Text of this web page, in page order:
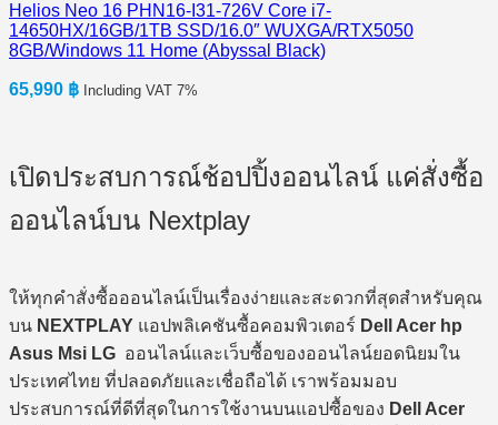
Helios Neo 16 PHN16-I31-726V Core i7-
14650HX/16GB/1TB SSD/16.0″ WUXGA/RTX5050
8GB/Windows 11 Home (Abyssal Black)
65,990 ฿ Including VAT 7%
เปิดประสบการณ์ช้อปปิ้งออนไลน์ แค่สั่งซื้อ
ออนไลน์บน Nextplay
ให้ทุกคำสั่งซื้อออนไลน์เป็นเรื่องง่ายและสะดวกที่สุดสำหรับคุณ
บน NEXTPLAY แอปพลิเคชันซื้อคอมพิวเตอร์ Dell Acer hp
Asus Msi LG ออนไลน์และเว็บซื้อของออนไลน์ยอดนิยมใน
ประเทศไทย ที่ปลอดภัยและเชื่อถือได้ เราพร้อมมอบ
ประสบการณ์ที่ดีที่สุดในการใช้งานบนแอปซื้อของ Dell Acer